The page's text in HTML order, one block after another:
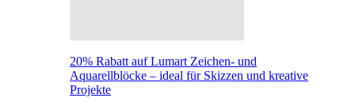
20% Rabatt auf Lumart Zeichen- und
Aquarellblöcke – ideal für Skizzen und kreative
Projekte